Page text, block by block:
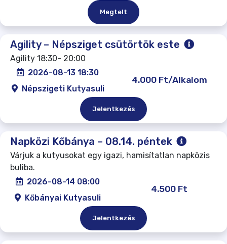
Megtelt
Agility – Népsziget csütörtök este
Agility 18:30- 20:00
2026-08-13 18:30
Népszigeti Kutyasuli
4.000 Ft/Alkalom
Jelentkezés
Napközi Kőbánya – 08.14. péntek
Várjuk a kutyusokat egy igazi, hamisítatlan napközis
buliba.
2026-08-14 08:00
Kőbányai Kutyasuli
4.500 Ft
Jelentkezés